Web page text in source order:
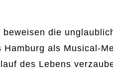
die
als Musical-
des Lebens